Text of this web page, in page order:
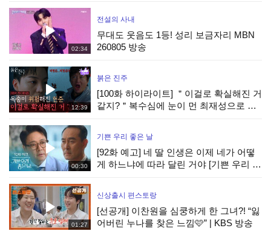
02:34
전설의 사내
무대도 웃음도 1등! 성리 보금자리 MBN
260805 방송
12:39
붉은 진주
[100화 하이라이트] ＂이걸로 확실해진 거
같지?＂복수심에 눈이 먼 최재성으로 목
00:30
기쁜 우리 좋은 날
[92화 예고] 네 딸 인생은 이제 네가 어떻
게 하느냐에 따라 달린 거야 [기쁜 우리 좋
01:27
신상출시 편스토랑
[선공개] 이찬원을 심쿵하게 한 그녀?! “잃
어버린 누나를 찾은 느낌🩷” | KBS 방송